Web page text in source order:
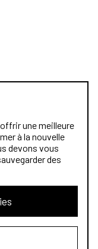
une meilleure
à la nouvelle
devons vous
des